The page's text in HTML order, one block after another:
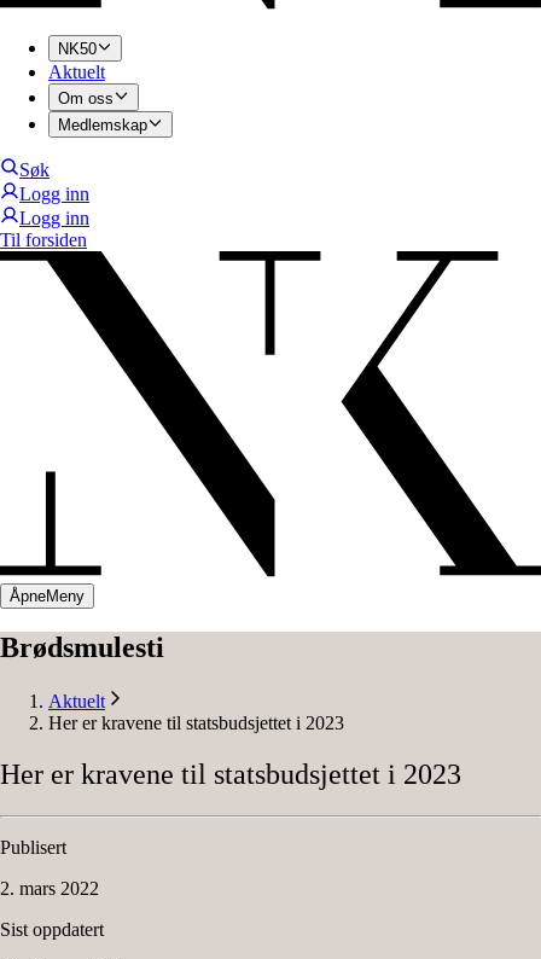
NK50
Aktuelt
Om oss
Medlemskap
Søk
Logg inn
Logg inn
Til forsiden
ÅpneMeny
Brødsmulesti
Aktuelt
Her er kravene til statsbudsjettet i 2023
Her er kravene til statsbudsjettet i 2023
Publisert
2. mars 2022
Sist oppdatert